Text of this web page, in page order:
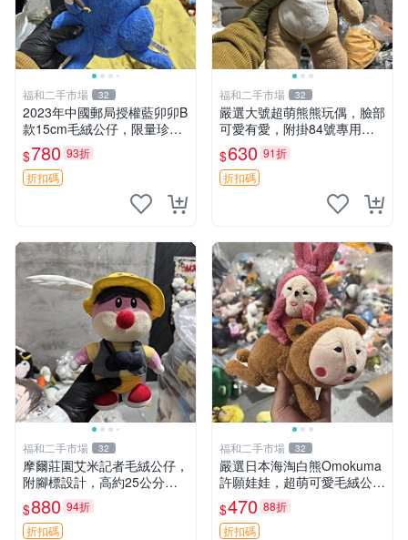
福和二手市場 32
2023年中國郵局授權藍卯卯B
款15cm毛絨公仔，限量珍藏
版 毛絨玩具 新年禮品 藍卯卯
限量版 15cm
$780 93折
折扣碼
福和二手市場 32
嚴選大號超萌熊熊玩偶，臉部
可愛有愛，附掛84號專用
袋，適合收藏與送禮 寶寶熊
玩具 熊抱枕
$630 91折
折扣碼
福和二手市場 32
摩爾莊園艾米記者毛絨公仔，
附腳標設計，高約25公分，
全新未拆封，限量珍藏。艾米
記者 毛絨公仔 超萌玩偶
$880 94折
折扣碼
福和二手市場 32
嚴選日本海淘白熊Omokuma
許願娃娃，超萌可愛毛絨公仔
推薦收藏 白熊 Omokuma 毛
絨玩具 偽裝娃娃 玩具擺飾
$470 88折
折扣碼